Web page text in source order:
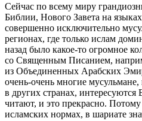
Сейчас по всему миру
Библии, Нового Завета на
совершенно исключительно
регионах, где только ислам
назад было какое-то огромное
со Священным Писанием,
из Объединенных Арабских
очень-очень многие
в других странах, интересуются
читают, и это прекрасно.
исламских нормах, в шариате